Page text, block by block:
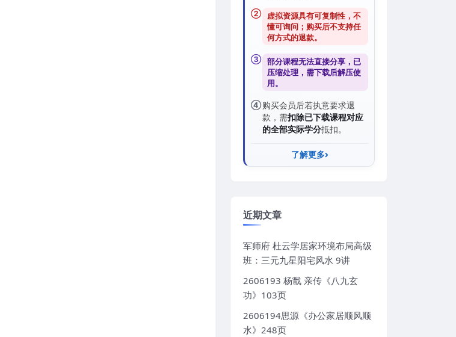
②
虚拟资源具有可复制性，不
懂可询问；购买后不支持任
何方式的退款。
③ 部分课程无法直接分享，已
压缩处理，需下载后解压使
用。
④购买会员后若执意要求退
款，需扣除已下载课程对应
的全部实际学分抵扣。
了解更多
近期文章
军师府 杜云学居家环境布局高级
班：三元九星阳宅风水 9讲
2606193 杨戬 亲传《八九玄
功》103页
2606194思源《办公家居顺风顺
水》248页